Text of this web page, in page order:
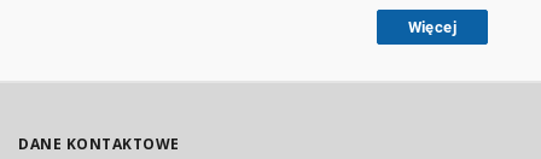
Więcej
DANE KONTAKTOWE